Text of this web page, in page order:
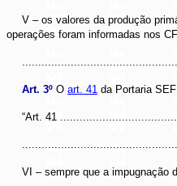
V – os valores da produção
operações foram informadas nos
Art. 3º O art. 41da Portaria SEF
“Art. 41
VI – sempre que a impugnação